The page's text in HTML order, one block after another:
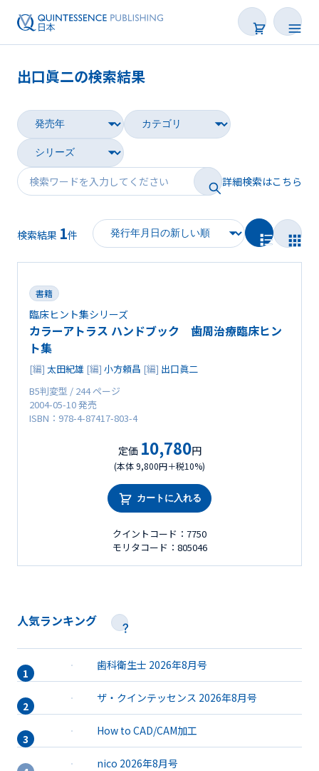
雑誌
映像
電子BOOK
著者一覧
出口眞二の検索結果
詳細検索はこちら
検索結果 1件
書籍
臨床ヒント集シリーズ
カラーアトラス ハンドブック 歯周治療臨床ヒン
ト集
[編] 太田紀雄 [編] 小方頼昌 [編] 出口眞二
B5判変型 / 244 ページ
2004-05-10 発売
ISBN：978-4-87417-803-4
定価 10,780円
(本体 9,800円＋税10%)
カートに入れる
クイントコード：7750
モリタコード：805046
人気ランキング
歯科衛生士 2026年8月号
ザ・クインテッセンス 2026年8月号
How to CAD/CAM加工
nico 2026年8月号